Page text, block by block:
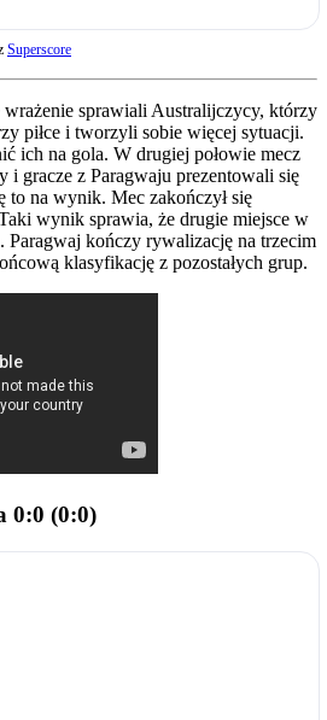
Superscore
wrażenie sprawiali Australijczycy, którzy
piłce i tworzyli sobie więcej sytuacji.
ich na gola. W drugiej połowie mecz
i gracze z Paragwaju prezentowali się
to na wynik. Mec zakończył się
wynik sprawia, że drugie miejsce w
Paragwaj kończy rywalizację na trzecim
klasyfikację z pozostałych grup.
0:0 (0:0)